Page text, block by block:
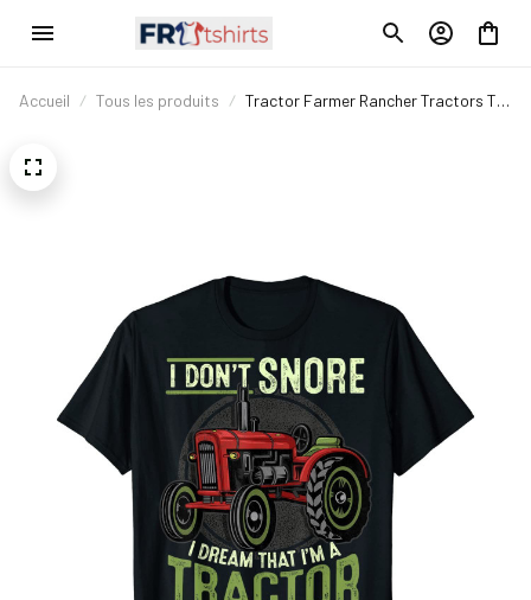
Accueil Tous les produits
Tractor Farmer Rancher Tractors T-